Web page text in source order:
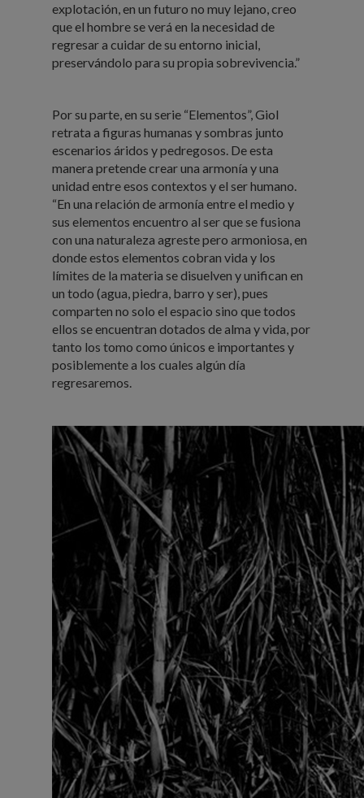
explotación, en un futuro no muy lejano, creo
que el hombre se verá en la necesidad de
regresar a cuidar de su entorno inicial,
preservándolo para su propia sobrevivencia.”
Por su parte, en su serie “Elementos”, Giol
retrata a figuras humanas y sombras junto
escenarios áridos y pedregosos. De esta
manera pretende crear una armonía y una
unidad entre esos contextos y el ser humano.
“En una relación de armonía entre el medio y
sus elementos encuentro al ser que se fusiona
con una naturaleza agreste pero armoniosa, en
donde estos elementos cobran vida y los
límites de la materia se disuelven y unifican en
un todo (agua, piedra, barro y ser), pues
comparten no solo el espacio sino que todos
ellos se encuentran dotados de alma y vida, por
tanto los tomo como únicos e importantes y
posiblemente a los cuales algún día
regresaremos.